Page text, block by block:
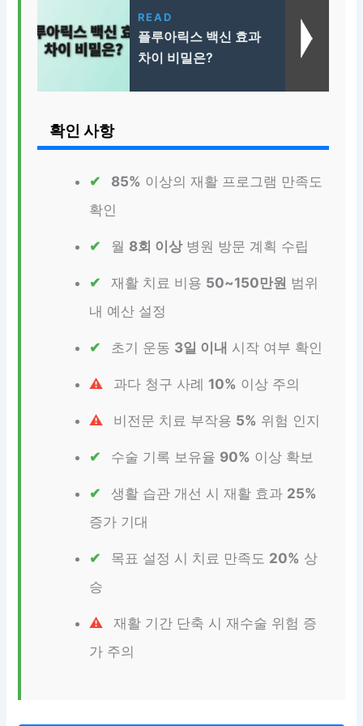
READ
플루아릭스 백신 효과
차이 비밀은?
확인 사항
85% 이상의 재활 프로그램 만족도
확인
월 8회 이상병원 방문 계획 수립
재활 치료 비용 50~150만원 범위
내 예산 설정
초기 운동 3일 이내 시작 여부 확인
과다 청구 사례 10% 이상 주의
비전문 치료 부작용 5% 위험 인지
수술 기록 보유율 90% 이상 확보
생활 습관 개선 시 재활 효과 25%
증가 기대
목표 설정 시 치료 만족도 20% 상
승
재활 기간 단축 시 재수술 위험 증
가 주의